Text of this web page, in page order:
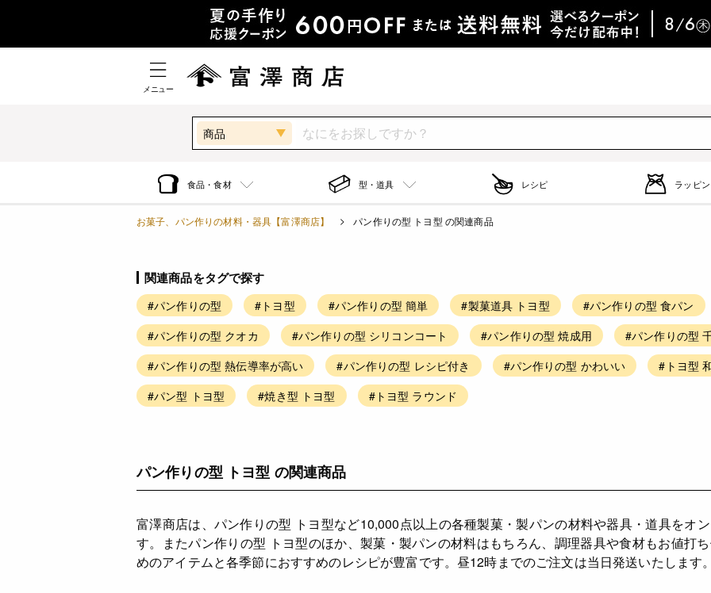
メニュー
商品
食品・食材 型・道具 レシピ ラッピ
お菓子、パン作りの材料・器具【富澤商店】 パン作りの型 トヨ型 の関連商品
関連商品をタグで探す
#パン作りの型 #トヨ型 #パン作りの型 簡単 #製菓道具 トヨ型
#パン作りの型 食パン
#パン作りの型 クオカ
#パン作りの型 シリコンコート #パン作りの型 焼成用
#パン作りの型
#パン作りの型 熱伝導率が高い
#パン作りの型 レシピ付き #パン作りの型 かわいい
#トヨ型
#パン型 トヨ型
#焼き型 トヨ型 #トヨ型 ラウンド
パン作りの型 トヨ型 の関連商品
富澤商店は、パン作りの型 トヨ型など10,000点以上の各種製菓・製パンの材料や器具・道具をオ
す。またパン作りの型 トヨ型のほか、製菓・製パンの材料はもちろん、調理器具や食材もお値打
めのアイテムと各季節におすすめのレシピが豊富です。昼12時までのご注文は当日発送いたします